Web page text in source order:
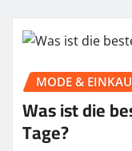
MODE &
Was ist die
Tage?